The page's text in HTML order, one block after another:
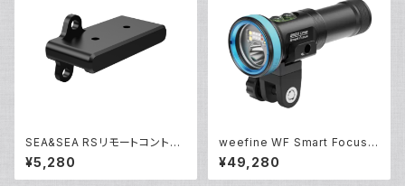
SEA&SEA RSリモートコントロ
ーラーブラケット [22534]
¥5,280
weefine WF Smart Focus 2
600 [30636]
¥49,280